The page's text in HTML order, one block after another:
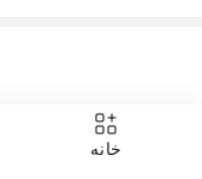
دکتر تغذیه و رژیم
خانه